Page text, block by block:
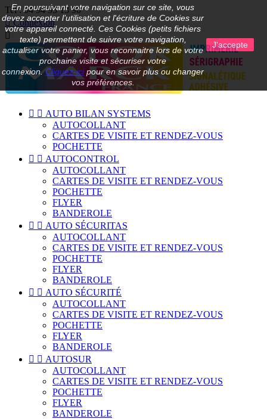
En poursuivant votre navigation sur ce site, vous
devez accepter l’utilisation et l'écriture de Cookies sur
votre appareil connecté. Ces Cookies (petits fichiers
texte) permettent de suivre votre navigation,
actualiser votre panier, vous reconnaitre lors de votre
prochaine visite et sécuriser votre
connexion.Cliquez-icipour en savoir plus ou changer
vos préférences.
J'accepte
Tel :04 94 95 13 90
 Connexion

  AUTO BILAN SYSTEMS
AUTOCOLLANT
CARTES DE VISITE ET RENDEZ-VOUS
POCHETTE
  AUTOCONTROL
AUTOCOLLANT
CARTES DE VISITE ET RENDEZ-VOUS
POCHETTE
FLYER
BANDEROLE
  AUTO SÉCURITAS
AUTOCOLLANT
CARTES DE VISITE ET RENDEZ-VOUS
POCHETTE
FLYER
BANDEROLE
  AUTO SÉCURITÉ
AUTOCOLLANT
CARTES DE VISITE ET RENDEZ-VOUS
POCHETTE
FLYER
BANDEROLE
  AUTOSUR
AUTOCOLLANT
CARTES DE VISITE ET RENDEZ-VOUS
POCHETTE
FLYER
BANDEROLE